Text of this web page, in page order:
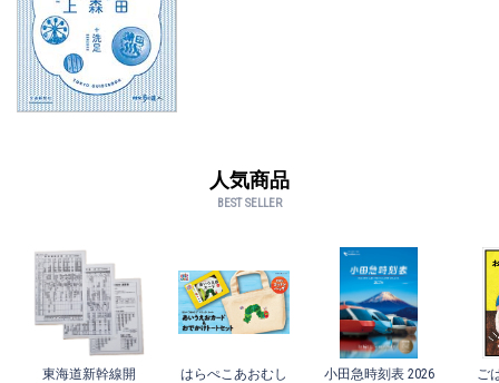
人気商品
BEST SELLER
東海道新幹線開
はらぺこあおむし
小田急時刻表 2026
ご